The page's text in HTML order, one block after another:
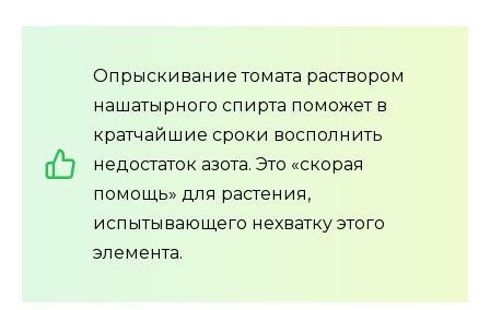
Опрыскивание томата раствором
нашатырного спирта поможет в
кратчайшие сроки восполнить
недостаток азота. Это «скорая
помощь» для растения,
испытывающего нехватку этого
элемента.